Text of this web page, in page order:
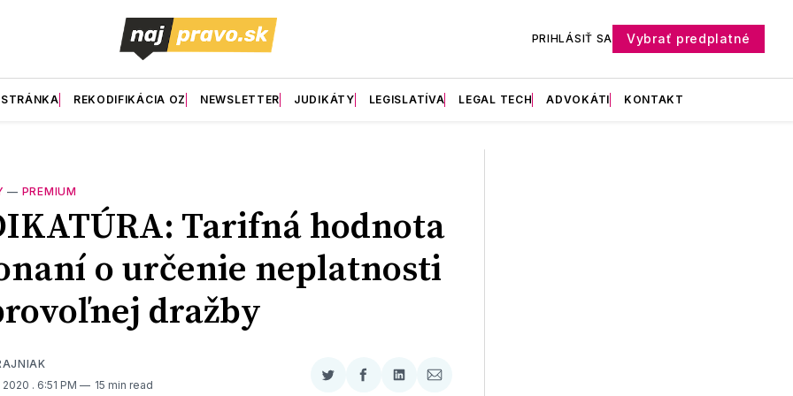
PRIHLÁSIŤ SA Vybrať predplatné
REKODIFIKÁCIA OZ NEWSLETTER JUDIKÁTY LEGISLATÍVA LEGAL TECH ADVOKÁTI KONTAKT
— PREMIUM
Tarifná hodnota
o určenie neplatnosti
dražby
2020 . 6:51 PM 15 min read
ZdieľaťZdieľaťZdieľaťZdieľať